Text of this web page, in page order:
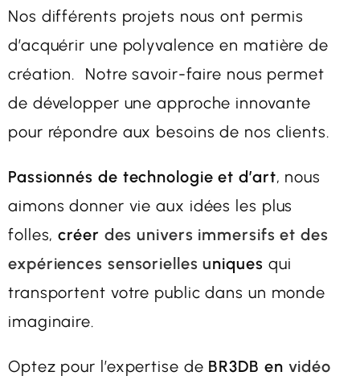
Nos différents projets nous ont permis
d’acquérir une polyvalence en matière de
création. Notre savoir-faire nous permet
de développer une approche innovante
pour répondre aux besoins de nos clients.
Passionnés de technologie et d’art, nous
aimons donner vie aux idées les plus
folles,créer des univers immersifs et des
expériences sensorielles uniques qui
transportent votre public dans un monde
imaginaire.
Optez pour l’expertise de BR3DB en vidéo